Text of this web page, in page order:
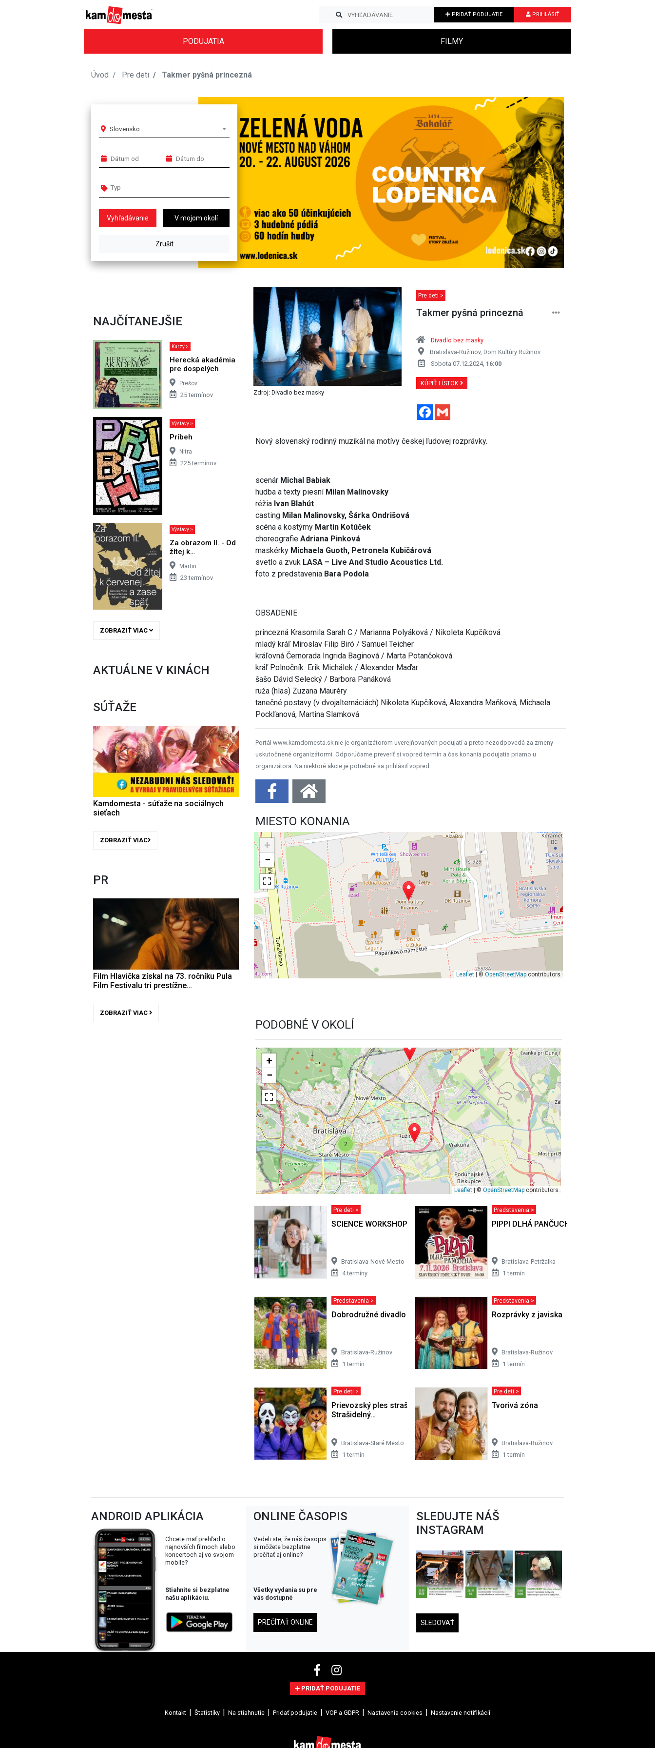
PRIDAŤ PODUJATIE PRIHLÁSIŤ
PODUJATIA FILMY
Úvod Pre deti Takmer pyšná princezná
Slovensko
V mojom okolí
Next
NAJČÍTANEJŠIE
Kurzy >
Herecká akadémia
pre dospelých
Prešov
25 termínov
Výstavy >
Príbeh
Nitra
225 termínov
Výstavy >
Za obrazom II. - Od
žltej k…
Martin
23 termínov
ZOBRAZIŤ VIAC
AKTUÁLNE V KINÁCH
SÚŤAŽE
Kamdomesta - súťaže na sociálnych
sieťach
ZOBRAZIŤ VIAC
PR
Film Hlavička získal na 73. ročníku Pula
Film Festivalu tri prestížne…
ZOBRAZIŤ VIAC
Zdroj: Divadlo bez masky
Pre deti >
Takmer pyšná princezná
Divadlo bez masky
Bratislava-Ružinov, Dom Kultúry Ružinov
Sobota 07.12.2024, 16:00
KÚPIŤ LÍSTOK
Facebook
Nový slovenský rodinný muzikál na motívy českej ľudovej rozprávky.
scenár Michal Babiak
hudba a texty piesní Milan Malinovsky
réžia Ivan Blahút
casting Milan Malinovsky, Šárka Ondrišová
scéna a kostýmy Martin Kotúček
choreografieAdriana Pinková
maskérky Michaela Guoth, Petronela Kubičárová
svetlo a zvuk LASA – Live And Studio Acoustics Ltd.
foto z predstavenia Bara Podola
OBSADENIE
princezná Krasomila Sarah C / Marianna Polyáková / Nikoleta Kupčíková
mladý kráľ Miroslav Filip Biró / Samuel Teicher
kráľovná Černorada Ingrida Baginová / Marta Potančoková
kráľ Polnočník Erik Michálek / Alexander Maďar
šašo Dávid Selecký / Barbora Panáková
ruža (hlas) Zuzana Mauréry
tanečné postavy (v dvojalternáciách) Nikoleta Kupčíková, Alexandra Maňková, Michaela
Pockľanová, Martina Slamková
Portál www.kamdomesta.sk nie je organizátorom uverejňovaných podujatí a preto nezodpovedá za zmeny
uskutočnené organizátormi. Odporúčame preveriť si vopred termín a čas konania podujatia priamo u
organizátora. Na niektoré akcie je potrebné sa prihlásiť vopred.
MIESTO KONANIA
+
−
Leaflet| © OpenStreetMapcontributors
PODOBNÉ V OKOLÍ
2
+
−
Leaflet| ©OpenStreetMap contributors
Pre deti >
SCIENCE WORKSHOP
Bratislava-Nové Mesto
4 termíny
Predstavenia >
PIPPI DLHÁ PANČUCHA - Bratislava
Bratislava-Petržalka
1 termín
Predstavenia >
Dobrodružné divadlo pre deti
Bratislava-Ružinov
1 termín
Predstavenia >
Rozprávky z javiska
Bratislava-Ružinov
1 termín
Pre deti >
Prievozský ples strašidielok -
Strašidelný…
Bratislava-Staré Mesto
1 termín
Pre deti >
Tvorivá zóna
Bratislava-Ružinov
1 termín
ANDROID APLIKÁCIA
Chcete mať prehľad o
najnovších filmoch alebo
koncertoch aj vo svojom
mobile?
Stiahnite si bezplatne
našu aplikáciu.
ONLINE ČASOPIS
Vedeli ste, že náš časopis
si môžete bezplatne
prečítať aj online?
Všetky vydania su pre
vás dostupné
PREČÍTAŤ ONLINE
SLEDUJTE NÁŠ
INSTAGRAM
SLEDOVAŤ
PRIDAŤ PODUJATIE
Kontakt Štatistiky Na stiahnutie Pridať podujatie VOP a GDPR Nastavenia cookies Nastavenie notifikácií